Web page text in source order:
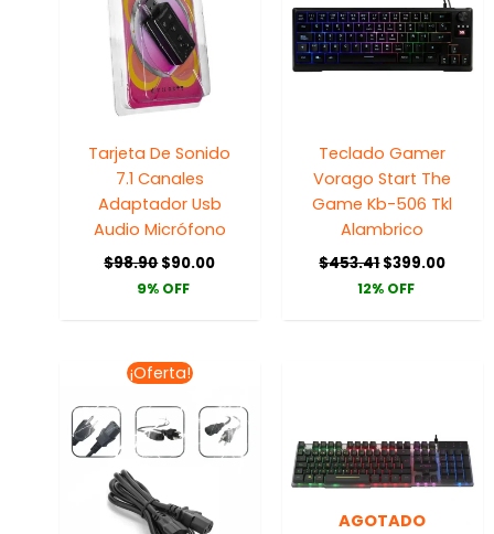
Tarjeta De Sonido
7.1 Canales
Adaptador Usb
Audio Micrófono
$98.90$90.00
9% OFF
Teclado Gamer
Vorago Start The
Game Kb-506 Tkl
Alambrico
$453.41$399.00
12% OFF
¡Oferta!
El
precio
original
era:
$79.71.
actual
es:
$55.00.
AGOTADO